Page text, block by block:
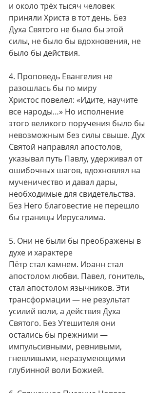
и около трёх тысяч человек
приняли Христа в тот день. Без
Духа Святого не было бы этой
силы, не было бы вдохновения, не
было бы действия.
4. Проповедь Евангелия не
разошлась бы по миру
Христос повелел: «Идите, научите
все народы…» Но исполнение
этого великого поручения было бы
невозможным без силы свыше. Дух
Святой направлял апостолов,
указывал путь Павлу, удерживал от
ошибочных шагов, вдохновлял на
мученичество и давал дары,
необходимые для свидетельства.
Без Него благовестие не перешло
бы границы Иерусалима.
5. Они не были бы преображены в
духе и характере
Пётр стал камнем. Иоанн стал
апостолом любви. Павел, гонитель,
стал апостолом язычников. Эти
трансформации — не результат
усилий воли, а действия Духа
Святого. Без Утешителя они
остались бы прежними —
импульсивными, ревнивыми,
гневливыми, неразумеющими
глубинной воли Божией.